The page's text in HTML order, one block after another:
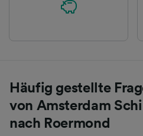
Häufig gestellte
von Amsterdam
nach Roermond